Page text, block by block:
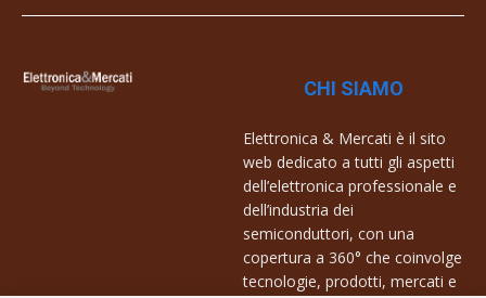
CHI SIAMO
Elettronica & Mercati è il sito
web dedicato a tutti gli aspetti
dell’elettronica professionale e
dell’industria dei
semiconduttori, con una
copertura a 360° che coinvolge
tecnologie, prodotti, mercati e